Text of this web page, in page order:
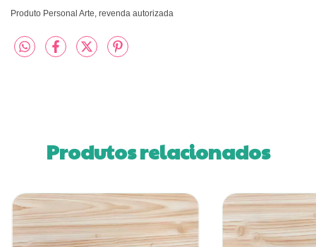
Produto Personal Arte, revenda autorizada
Produtos relacionados